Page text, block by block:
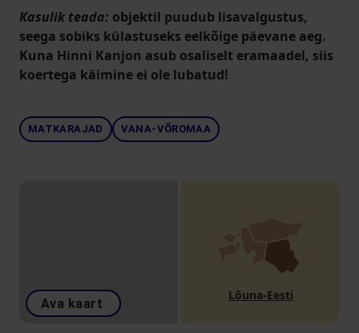
Kasulik teada: objektil puudub lisavalgustus,
seega sobiks külastuseks eelkõige päevane aeg.
Kuna Hinni Kanjon asub osaliselt eramaadel, siis
koertega käimine ei ole lubatud!
MATKARAJAD VANA-VÕROMAA
Ava kaart
Lõuna-Eesti